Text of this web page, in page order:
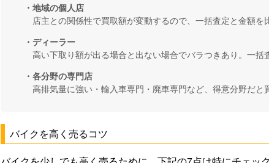
・地域の個人店
店主との関係性で買取額が変動するので、一括査定と金額を
・ディーラー
高い下取り額が出る場合と出ない場合でバラつきあり。一括
・各分野の専門店
高排気量に強い・輸入車専門・廃車専門など、得意分野だと
バイクを高く売るコツ